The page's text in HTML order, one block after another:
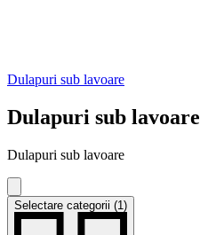
Dulapuri sub lavoare
Dulapuri sub lavoare
Dulapuri sub lavoare
Selectare categorii (1)